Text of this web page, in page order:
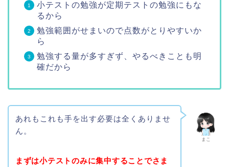
小テストの勉強が定期テストの勉強にもな
るから
勉強範囲がせまいので点数がとりやすいか
ら
勉強する量が多すぎず、やるべきことも明
確だから
まこ
あれもこれも手を出す必要は全くありませ
ん。
まずは小テストのみに集中することでさま